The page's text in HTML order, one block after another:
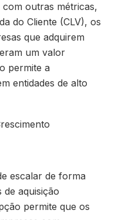
outras métricas,
do Cliente (CLV), os
que adquirem
um valor
permite a
entidades de alto
escalar de forma
aquisição
permite que os